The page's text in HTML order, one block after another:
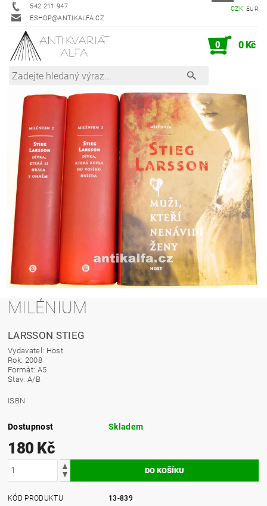
542 211 947
ESHOP@ANTIKALFA.CZ
CZK EUR
0 0 Kč
MILÉNIUM
LARSSON STIEG
Vydavatel: Host
Rok: 2008
Formát: A5
Stav: A/B
ISBN
Dostupnost Skladem
180 Kč
KÓD PRODUKTU
13-839